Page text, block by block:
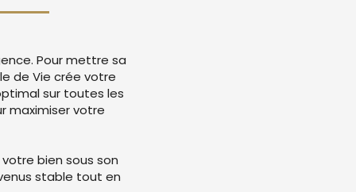
Pour mettre sa
de Vie crée votre
sur toutes les
maximiser votre
bien sous son
stable tout en